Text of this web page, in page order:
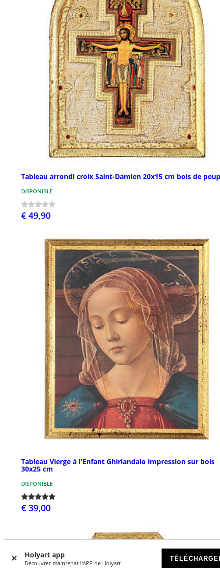
Holyart app
Découvrez maintenat l'APP de Holyart
Tableau arrondi croix Saint-Damien 20x15 cm bois de
DISPONIBLE
€ 49,90
Tableau Vierge à l'Enfant Ghirlandaio impression sur bois
30x25 cm
DISPONIBLE
€ 39,00